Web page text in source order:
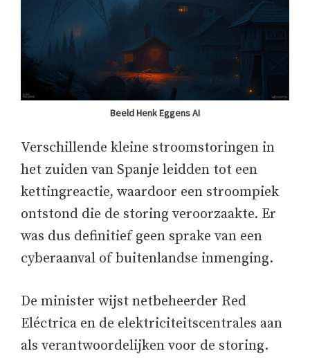
Beeld Henk Eggens AI
Verschillende kleine stroomstoringen in
het zuiden van Spanje leidden tot een
kettingreactie, waardoor een stroompiek
ontstond die de storing veroorzaakte. Er
was dus definitief geen sprake van een
cyberaanval of buitenlandse inmenging.
De minister wijst netbeheerder Red
Eléctrica en de elektriciteitscentrales aan
als verantwoordelijken voor de storing.